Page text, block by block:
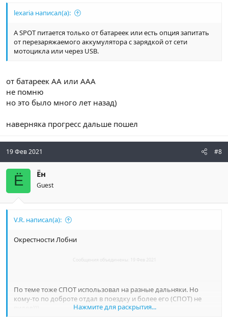
lexaria написал(а):
А SPOT питается только от батареек или есть опция запитать
от перезаряжаемого аккумулятора с зарядкой от сети
мотоцикла или через USB.
от батареек АА или ААА
не помню
но это было много лет назад)
наверняка прогресс дальше пошел
19 Фев 2021 #8
Ё Ён
Guest
V.R. написал(а):
Окрестности Лобни
Сообщения объединены: 19 Фев 2021
По теме тоже СПОТ использовал на разные дальняки. Но
кому-то по доброте отдал в поездку и более его (СПОТ) не
Нажмите для раскрытия...